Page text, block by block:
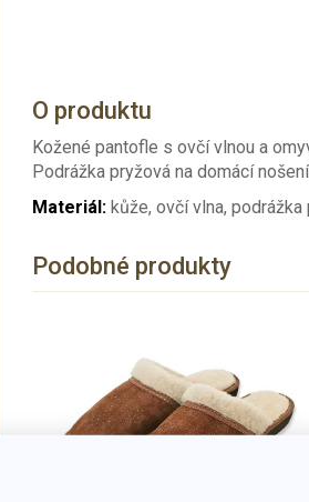
O produktu
Kožené pantofle s ovčí vlnou a
Podrážka pryžová na domácí
Materiál: kůže, ovčí vlna, podrážka
Podobné produkty